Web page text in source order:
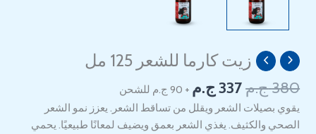
زيت كارما للشعر 125 مل
380ج.م
السعر
الأصلي
هو:
380 EGP.
337 ج.م
السعر
هو:
337 EGP.
+ 90 ج.م للشحن
يقوي بصيلات الشعر ويقلل من تساقط الشعر. يعزز نمو الشعر
الصحي والكثيف. يغذي الشعر بعمق ويضيف لمعانًا طبيعيًا. يحمي
كمية
Hair
Oil
125ml